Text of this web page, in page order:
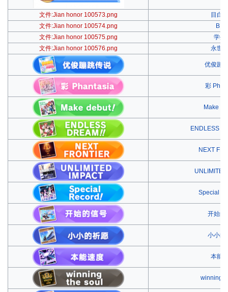
文件:Jian honor 100573.png
目白
文件:Jian honor 100574.png
文件:Jian honor 100575.png
学生
文件:Jian honor 100576.png
永世
优俊蹦
彩
Make
ENDLESS
NEXT
Special
开始的
小小的
本能
winning